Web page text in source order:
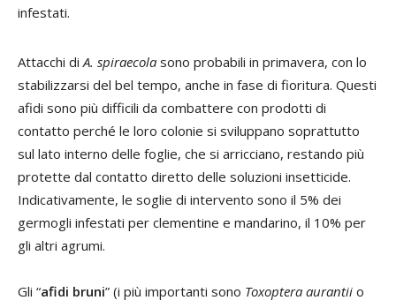
infestati.
Attacchi diA. spiraecola sono probabili in primavera, con lo
stabilizzarsi del bel tempo, anche in fase di fioritura. Questi
afidi sono più difficili da combattere con prodotti di
contatto perché le loro colonie si sviluppano soprattutto
sul lato interno delle foglie, che si arricciano, restando più
protette dal contatto diretto delle soluzioni insetticide.
Indicativamente, le soglie di intervento sono il 5% dei
germogli infestati per clementine e mandarino, il 10% per
gli altri agrumi.
Gli “afidi bruni” (i più importanti sono Toxoptera aurantii o